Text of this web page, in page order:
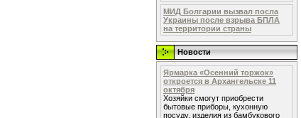
МИД Болгарии вызвал посла
Украины после взрыва БПЛА
на территории страны
Новости
Ярмарка «Осенний торжок»
откроется в Архангельске 11
октября
Хозяйки смогут приобрести
бытовые приборы, кухонную
посуду, изделия из бамбукового